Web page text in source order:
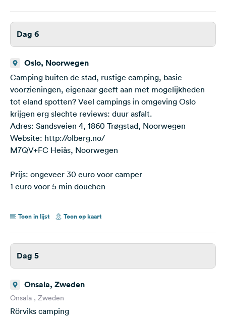
Dag 6
Oslo, Noorwegen
Camping buiten de stad, rustige camping, basic
voorzieningen, eigenaar geeft aan met mogelijkheden
tot eland spotten? Veel campings in omgeving Oslo
krijgen erg slechte reviews: duur asfalt.
Adres: Sandsveien 4, 1860 Trøgstad, Noorwegen
Website: http://olberg.no/
M7QV+FC Heiås, Noorwegen
Prijs: ongeveer 30 euro voor camper
1 euro voor 5 min douchen
Toon in lijst Toon op kaart
Dag 5
Onsala, Zweden
Onsala , Zweden
Rörviks camping